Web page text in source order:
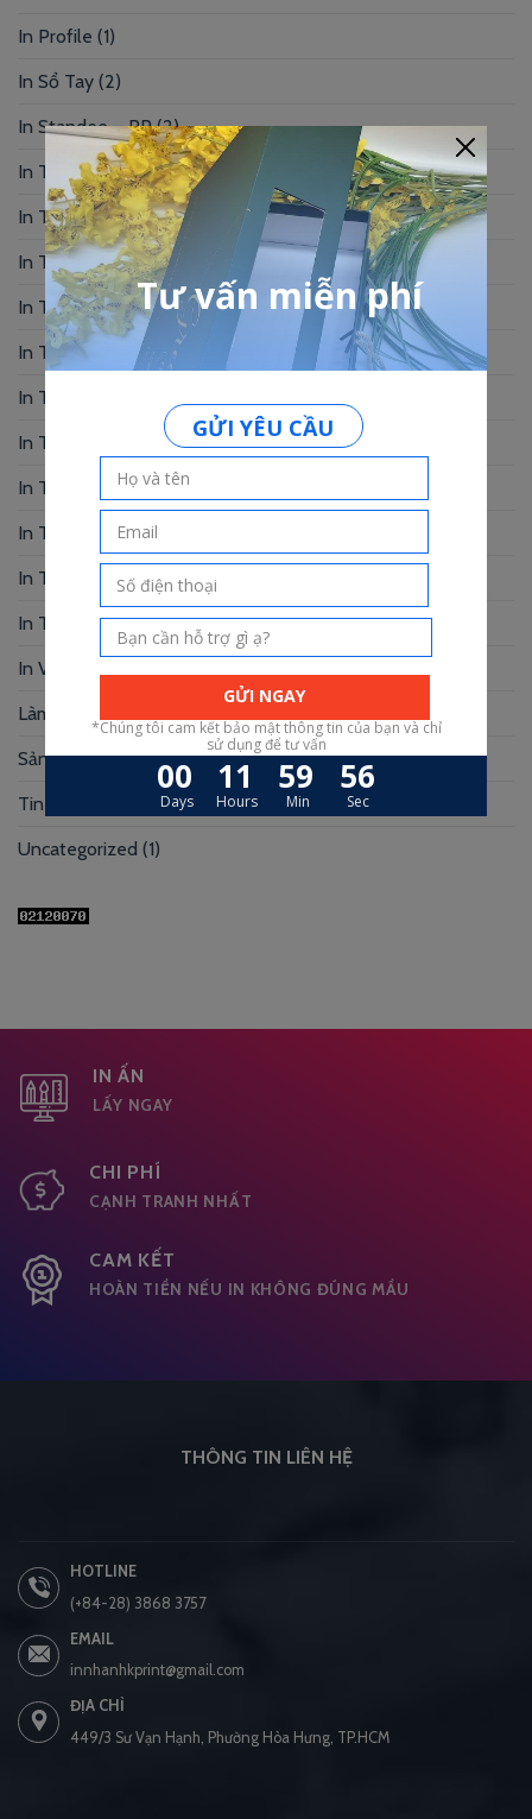
In Profile (1)
In Sổ Tay (2)
In Standee – PP(2)
In Tag Treo(7)
In Thẻ Bài(2)
In Thẻ Nhân Viên(3)
In Thẻ Nhựa(34)
In Thiệp Chúc Mừng
In Thiệp Cưới
In Thiệp Mời
In Tờ Rơi
In Tranh
In Truyện Tranh(4)
In Túi Giấy(10)
In Voucher
Làm Hộp Đựng
Sản xuất hộp mi(3)
Tin Tức
Uncategorized (1)
IN ẤN
LẤY NGAY
CHI PHÍ
CẠNH TRANH NHẤT
CAM KẾT
HOÀN TIỀN NẾU IN KHÔNG ĐÚNG MẦU
THÔNG TIN LIÊN HỆ
HOTLINE
(+84-28) 3868 3757
EMAIL
innhanhkprint@gmail.com
ĐỊA CHỈ
449/3 Sư Vạn Hạnh, Phường Hòa Hưng, TP.HCM